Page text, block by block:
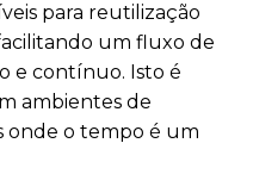
para reutilização
um fluxo de
e contínuo. Isto é
ambientes de
onde o tempo é um